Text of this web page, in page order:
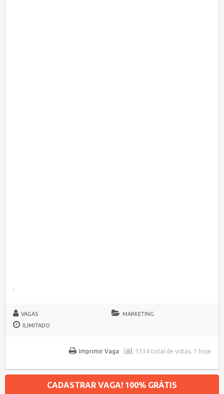
.
VAGAS
MARKETING
ILIMITADO
1334 total de vistas, 1 hoje
Imprimir Vaga
CADASTRAR VAGA! 100% GRÁTIS